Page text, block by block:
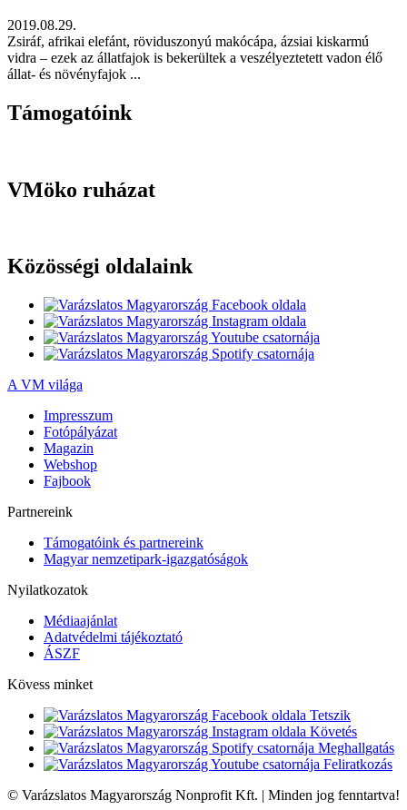
2019.08.29.
Zsiráf, afrikai elefánt, röviduszonyú makócápa, ázsiai kiskarmú
vidra – ezek az állatfajok is bekerültek a veszélyeztetett vadon élő
állat- és növényfajok ...
Támogatóink
VMöko ruházat
Közösségi oldalaink
A VM világa
Impresszum
Fotópályázat
Magazin
Webshop
Fajbook
Partnereink
Támogatóink és partnereink
Magyar nemzetipark-igazgatóságok
Nyilatkozatok
Médiaajánlat
Adatvédelmi tájékoztató
ÁSZF
Kövess minket
Tetszik
Követés
Meghallgatás
Feliratkozás
© Varázslatos Magyarország Nonprofit Kft. | Minden jog fenntartva!